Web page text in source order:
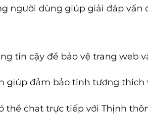
người dùng giúp giải đáp vấn
tin cậy để bảo vệ trang web
giúp đảm bảo tính tương thích
thể chat trực tiếp với Thịnh